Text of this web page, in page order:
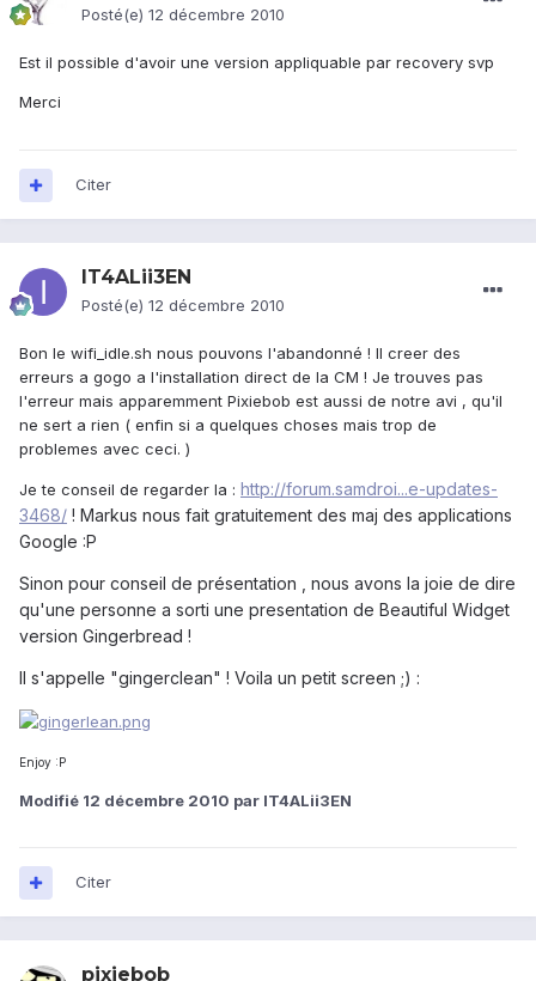
Posté(e) 12 décembre 2010
Est il possible d'avoir une version appliquable par recovery svp
Merci
Citer
IT4ALii3EN
Posté(e) 12 décembre 2010
Bon le wifi_idle.sh nous pouvons l'abandonné ! Il creer des
erreurs a gogo a l'installation direct de la CM ! Je trouves pas
l'erreur mais apparemment Pixiebob est aussi de notre avi , qu'il
ne sert a rien ( enfin si a quelques choses mais trop de
problemes avec ceci. )
Je te conseil de regarder la : http://forum.samdroi...e-updates-
3468/ ! Markus nous fait gratuitement des maj des applications
Google :P
Sinon pour conseil de présentation , nous avons la joie de dire
qu'une personne a sorti une presentation de Beautiful Widget
version Gingerbread !
Il s'appelle "gingerclean" ! Voila un petit screen ;) :
Enjoy :P
Modifié 12 décembre 2010 par IT4ALii3EN
Citer
pixiebob